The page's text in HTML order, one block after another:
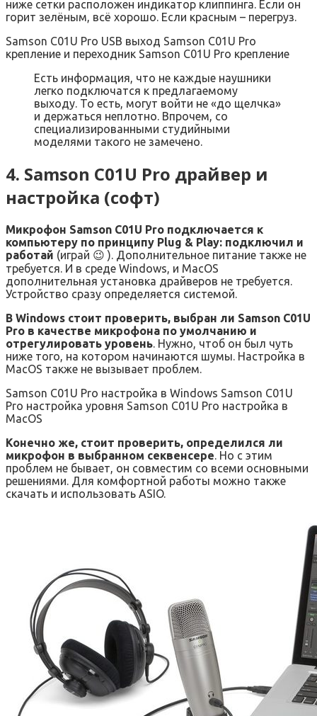
ниже сетки расположен индикатор клиппинга. Если он
горит зелёным, всё хорошо. Если красным – перегруз.
Samson C01U Pro USB выход Samson C01U Pro
крепление и переходник Samson C01U Pro крепление
Есть информация, что не каждые наушники
легко подключатся к предлагаемому
выходу. То есть, могут войти не «до щелчка»
и держаться неплотно. Впрочем, со
специализированными студийными
моделями такого не замечено.
4. Samson C01U Pro драйвер и
настройка (софт)
Микрофон Samson C01U Pro подключается к
компьютеру по принципу Plug & Play: подключил и
работай (играй 😉 ). Дополнительное питание также не
требуется. И в среде Windows, и MacOS
дополнительная установка драйверов не требуется.
Устройство сразу определяется системой.
В Windows стоит проверить, выбран ли Samson C01U
Pro в качестве микрофона по умолчанию и
отрегулировать уровень. Нужно, чтоб он был чуть
ниже того, на котором начинаются шумы. Настройка в
MacOS также не вызывает проблем.
Samson C01U Pro настройка в Windows Samson C01U
Pro настройка уровня Samson C01U Pro настройка в
MacOS
Конечно же, стоит проверить, определился ли
микрофон в выбранном секвенсере. Но с этим
проблем не бывает, он совместим со всеми основными
решениями. Для комфортной работы можно также
скачать и использовать ASIO.